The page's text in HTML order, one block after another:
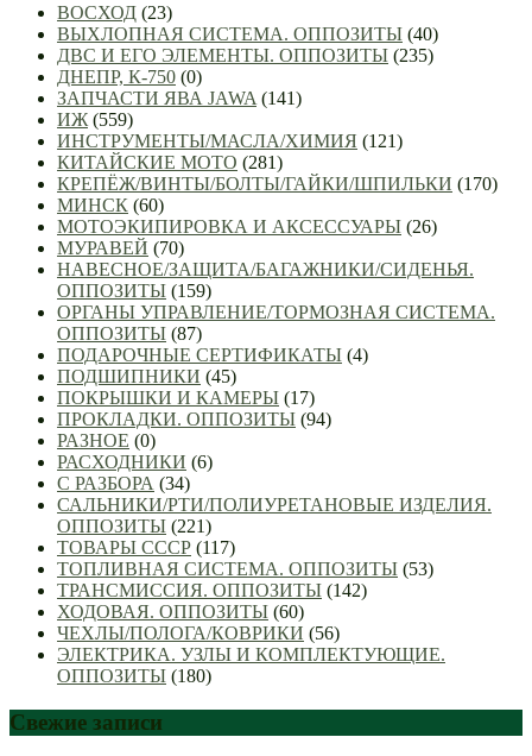
ВОСХОД (23)
ВЫХЛОПНАЯ СИСТЕМА. ОППОЗИТЫ (40)
ДВС И ЕГО ЭЛЕМЕНТЫ. ОППОЗИТЫ (235)
ДНЕПР, К-750 (0)
ЗАПЧАСТИ ЯВА JAWA (141)
ИЖ (559)
ИНСТРУМЕНТЫ/МАСЛА/ХИМИЯ (121)
КИТАЙСКИЕ МОТО (281)
КРЕПЁЖ/ВИНТЫ/БОЛТЫ/ГАЙКИ/ШПИЛЬКИ (170)
МИНСК (60)
МОТОЭКИПИРОВКА И АКСЕССУАРЫ (26)
МУРАВЕЙ (70)
НАВЕСНОЕ/ЗАЩИТА/БАГАЖНИКИ/СИДЕНЬЯ.
ОППОЗИТЫ (159)
ОРГАНЫ УПРАВЛЕНИЕ/ТОРМОЗНАЯ СИСТЕМА.
ОППОЗИТЫ (87)
ПОДАРОЧНЫЕ СЕРТИФИКАТЫ (4)
ПОДШИПНИКИ (45)
ПОКРЫШКИ И КАМЕРЫ (17)
ПРОКЛАДКИ. ОППОЗИТЫ (94)
РАЗНОЕ (0)
РАСХОДНИКИ (6)
С РАЗБОРА (34)
САЛЬНИКИ/РТИ/ПОЛИУРЕТАНОВЫЕ ИЗДЕЛИЯ.
ОППОЗИТЫ (221)
ТОВАРЫ СССР (117)
ТОПЛИВНАЯ СИСТЕМА. ОППОЗИТЫ (53)
ТРАНСМИССИЯ. ОППОЗИТЫ (142)
ХОДОВАЯ. ОППОЗИТЫ (60)
ЧЕХЛЫ/ПОЛОГА/КОВРИКИ (56)
ЭЛЕКТРИКА. УЗЛЫ И КОМПЛЕКТУЮЩИЕ.
ОППОЗИТЫ (180)
Свежие записи